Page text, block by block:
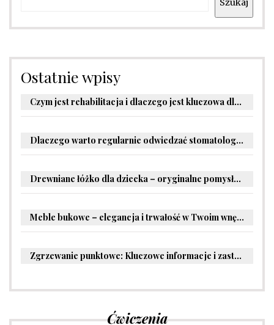
Szukaj
Ostatnie wpisy
Czym jest rehabilitacja i dlaczego jest kluczowa dla powrotu do zdrowia?
Dlaczego warto regularnie odwiedzać stomatologa?
Drewniane łóżko dla dziecka – oryginalne pomysły na aranżację pokoju malucha
Meble bukowe – elegancja i trwałość w Twoim wnętrzu
Zgrzewanie punktowe: Kluczowe informacje i zastosowania w przemyśle
Ćwiczenia